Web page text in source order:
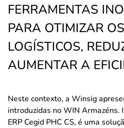
FERRAMENTAS
PARA OTIMIZAR
LOGÍSTICOS,
AUMENTAR A
Neste contexto, a Winsig
introduzidas no WIN Armazéns.
ERP Cegid PHC CS, é uma